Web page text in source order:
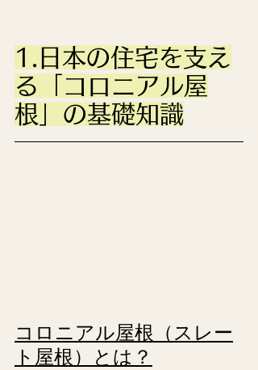
1.日本の住宅を支え
る「コロニアル屋
根」の基礎知識
コロニアル屋根（スレー
ト屋根）とは？